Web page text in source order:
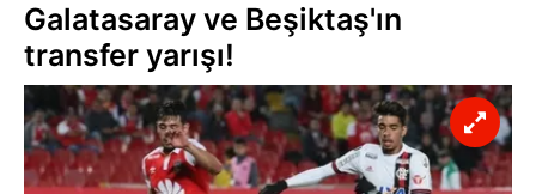
Galatasaray ve Beşiktaş'ın
transfer yarışı!